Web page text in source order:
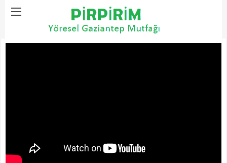
Home 4 Mevsim Yemekler Orman Tarifi